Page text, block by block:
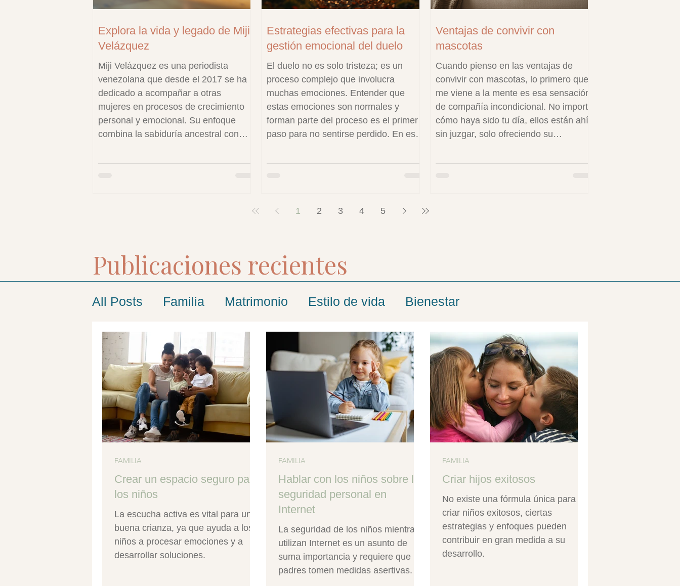
Explora la vida y legado de Miji
Velázquez
Miji Velázquez es una periodista
venezolana que desde el 2017 se ha
dedicado a acompañar a otras
mujeres en procesos de crecimiento
personal y emocional. Su enfoque
combina la sabiduría ancestral con
espacios seguros donde las personas
Estrategias efectivas para la
gestión emocional del duelo
El duelo no es solo tristeza; es un
proceso complejo que involucra
muchas emociones. Entender que
estas emociones son normales y
forman parte del proceso es el primer
paso para no sentirse perdido. En esta
para la gestión del duelo a nivel
Ventajas de convivir con
mascotas
Cuando pienso en las ventajas de
convivir con mascotas, lo primero que
me viene a la mente es esa sensación
de compañía incondicional. No importa
cómo haya sido tu día, ellos están ahí,
sin juzgar, solo ofreciendo su
que su impacto va mucho más allá de
1 2 3 4 5
All Posts Familia Matrimonio Estilo de vida Bienestar
Crear un espacio seguro para
los niños
La escucha activa es vital para una
buena crianza, ya que ayuda a los
niños a procesar emociones y a
desarrollar soluciones.
FAMILIA
Hablar con los niños sobre la
seguridad personal en
Internet
La seguridad de los niños mientras
utilizan Internet es un asunto de
suma importancia y requiere que los
padres tomen medidas asertivas.
FAMILIA
Criar hijos exitosos
No existe una fórmula única para
criar niños exitosos, ciertas
estrategias y enfoques pueden
contribuir en gran medida a su
desarrollo.
FAMILIA
Publicaciones recientes